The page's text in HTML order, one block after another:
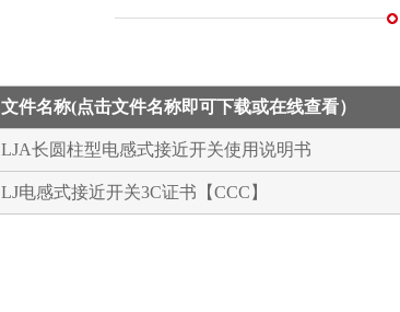
文件名称(点击文件名称即可下载或在线查看）
LJA长圆柱型电感式接近开关使用说明书
LJ电感式接近开关3C证书【CCC】